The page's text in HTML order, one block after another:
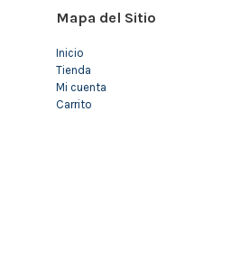
Mapa del Sitio
Inicio
Tienda
Mi cuenta
Carrito